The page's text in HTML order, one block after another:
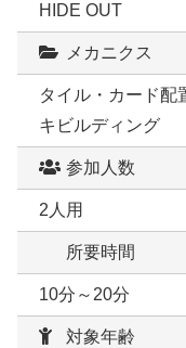
HIDE OUT
メカニクス
タイル・カード配
キビルディング
参加人数
2人用
所要時間
10分～20分
対象年齢